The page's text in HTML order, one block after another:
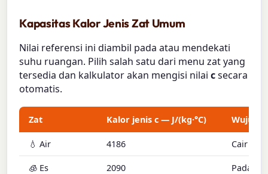
Kapasitas Kalor Jenis Zat Umum
Nilai referensi ini diambil pada atau mendekati
suhu ruangan. Pilih salah satu dari menu zat yang
tersedia dan kalkulator akan mengisi nilaicsecara
otomatis.
Zat Kalor jenis c — J/(kg·°C) Wujud
💧 Air 4186 Cair
🧊 Es 2090 Padat